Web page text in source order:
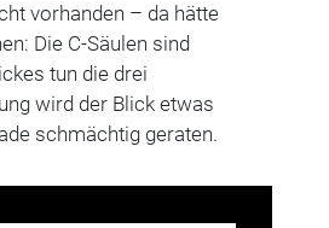
vorhanden – da hätte
Die C-Säulen sind
tun die drei
wird der Blick etwas
schmächtig geraten.